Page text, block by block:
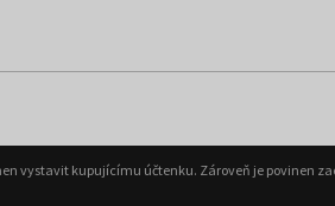
vystavit kupujícímu účtenku. Zároveň je povinen